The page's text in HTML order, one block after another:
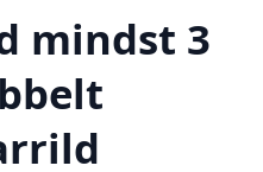
mindst 3